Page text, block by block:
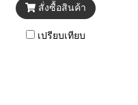
ได้อย่างง่าย
สั่งซื้อสินค้า
เปรียบเทียบ